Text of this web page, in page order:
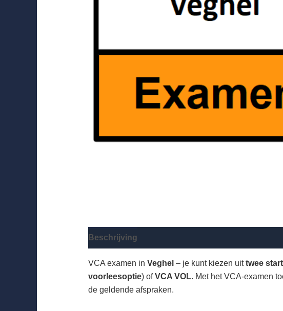
Beschrijving
VCA examen in Veghel – je kunt kiezen uittwee
voorleesoptie) ofVCA VOL. Met het VCA-examen
de geldende afspraken.